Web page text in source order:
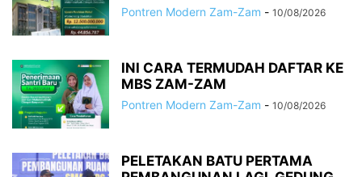
Pontren Modern Zam-Zam - 10/08/2026
INI CARA TERMUDAH DAFTAR KE
MBS ZAM-ZAM
Pontren Modern Zam-Zam - 10/08/2026
PELETAKAN BATU PERTAMA